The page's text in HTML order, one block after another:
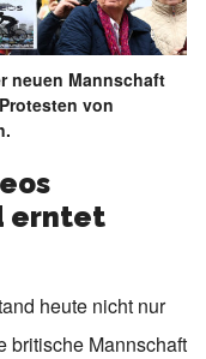
neuen Mannschaft
von
erntet
heute nicht nur
britische Mannschaft